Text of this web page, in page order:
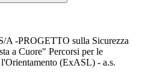
-PROGETTO sulla Sicurezza
a Cuore" Percorsi per le
(ExASL) - a.s.